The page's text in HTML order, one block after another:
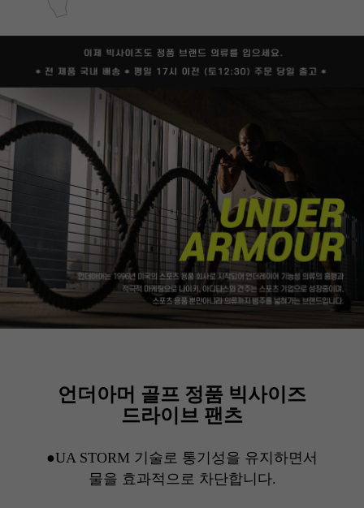
언더아머 골프 정품 빅사이즈
드라이브 팬츠
●UA STORM 기술로 통기성을 유지하면서
물을 효과적으로 차단합니다.